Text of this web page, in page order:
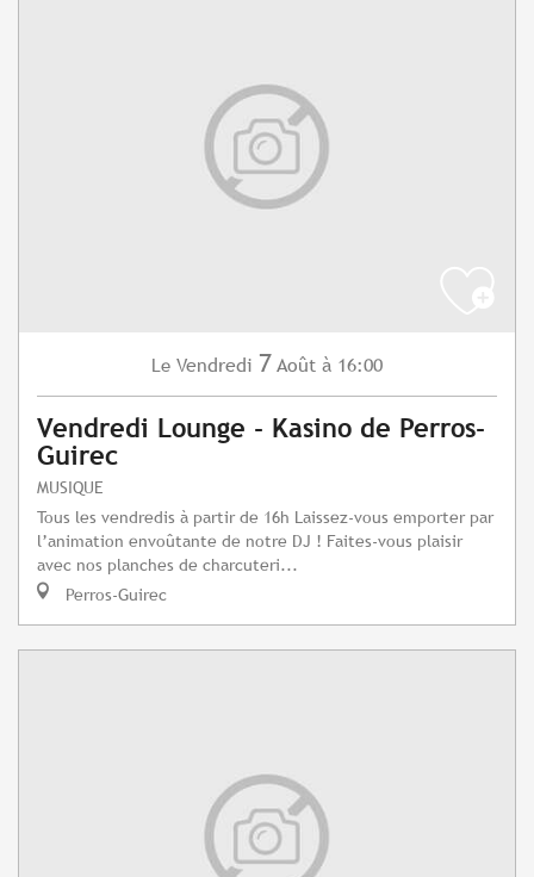
Le Vendredi 7 Août à 16:00
Vendredi Lounge - Kasino de Perros-
Guirec
MUSIQUE
Tous les vendredis à partir de 16h Laissez-vous emporter par
l’animation envoûtante de notre DJ ! Faites-vous plaisir
avec nos planches de charcuteri...
Perros-Guirec